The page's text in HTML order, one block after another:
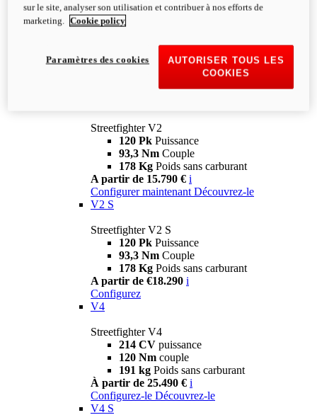
Streetfighter V2
120 Pk Puissance
93,3 Nm Couple
178 Kg Poids sans carburant
A partir de 15.790 € i
Configurer maintenant Découvrez-le
V2 S
Streetfighter V2 S
120 Pk Puissance
93,3 Nm Couple
178 Kg Poids sans carburant
A partir de €18.290 i
Configurez
V4
Streetfighter V4
214 CV puissance
120 Nm couple
191 kg Poids sans carburant
À partir de 25.490 € i
Configurez-le Découvrez-le
V4 S
sur le site, analyser son utilisation et contribuer à nos efforts de
marketing.
Cookie policy
AUTORISER TOUS LES
COOKIES
Paramètres des cookies